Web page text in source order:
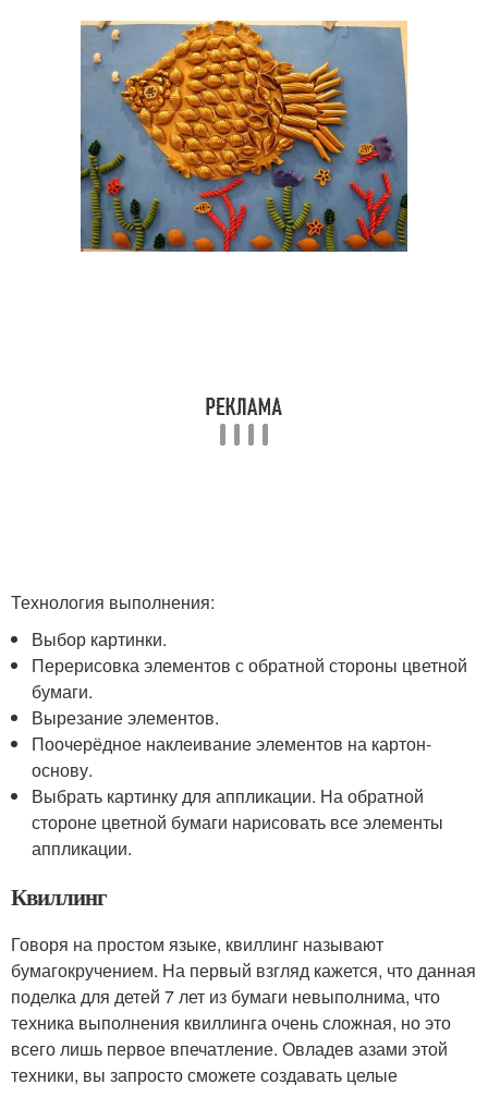
Технология выполнения:
Выбор картинки.
Перерисовка элементов с обратной стороны цветной
бумаги.
Вырезание элементов.
Поочерёдное наклеивание элементов на картон-
основу.
Выбрать картинку для аппликации. На обратной
стороне цветной бумаги нарисовать все элементы
аппликации.
Квиллинг
Говоря на простом языке, квиллинг называют
бумагокручением. На первый взгляд кажется, что данная
поделка для детей 7 лет из бумаги невыполнима, что
техника выполнения квиллинга очень сложная, но это
всего лишь первое впечатление. Овладев азами этой
техники, вы запросто сможете создавать целые